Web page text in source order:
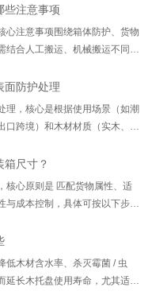
通...
些注意事项
心注意事项围绕箱体防护、货物
结合人工搬运、机械搬运不同场
事前检查、...
面防护处理
理，核心是根据使用场景（如潮
口跨境）和木材材质（实木、胶
如下： ...
箱尺寸？
核心原则是 匹配货物属性、适
与成本控制，具体可按以下步骤
及毛重...
低木材含水率、杀灭霉菌 / 虫
延长木托盘使用寿命，尤其适用